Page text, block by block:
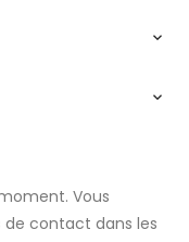


Vous
contact dans les